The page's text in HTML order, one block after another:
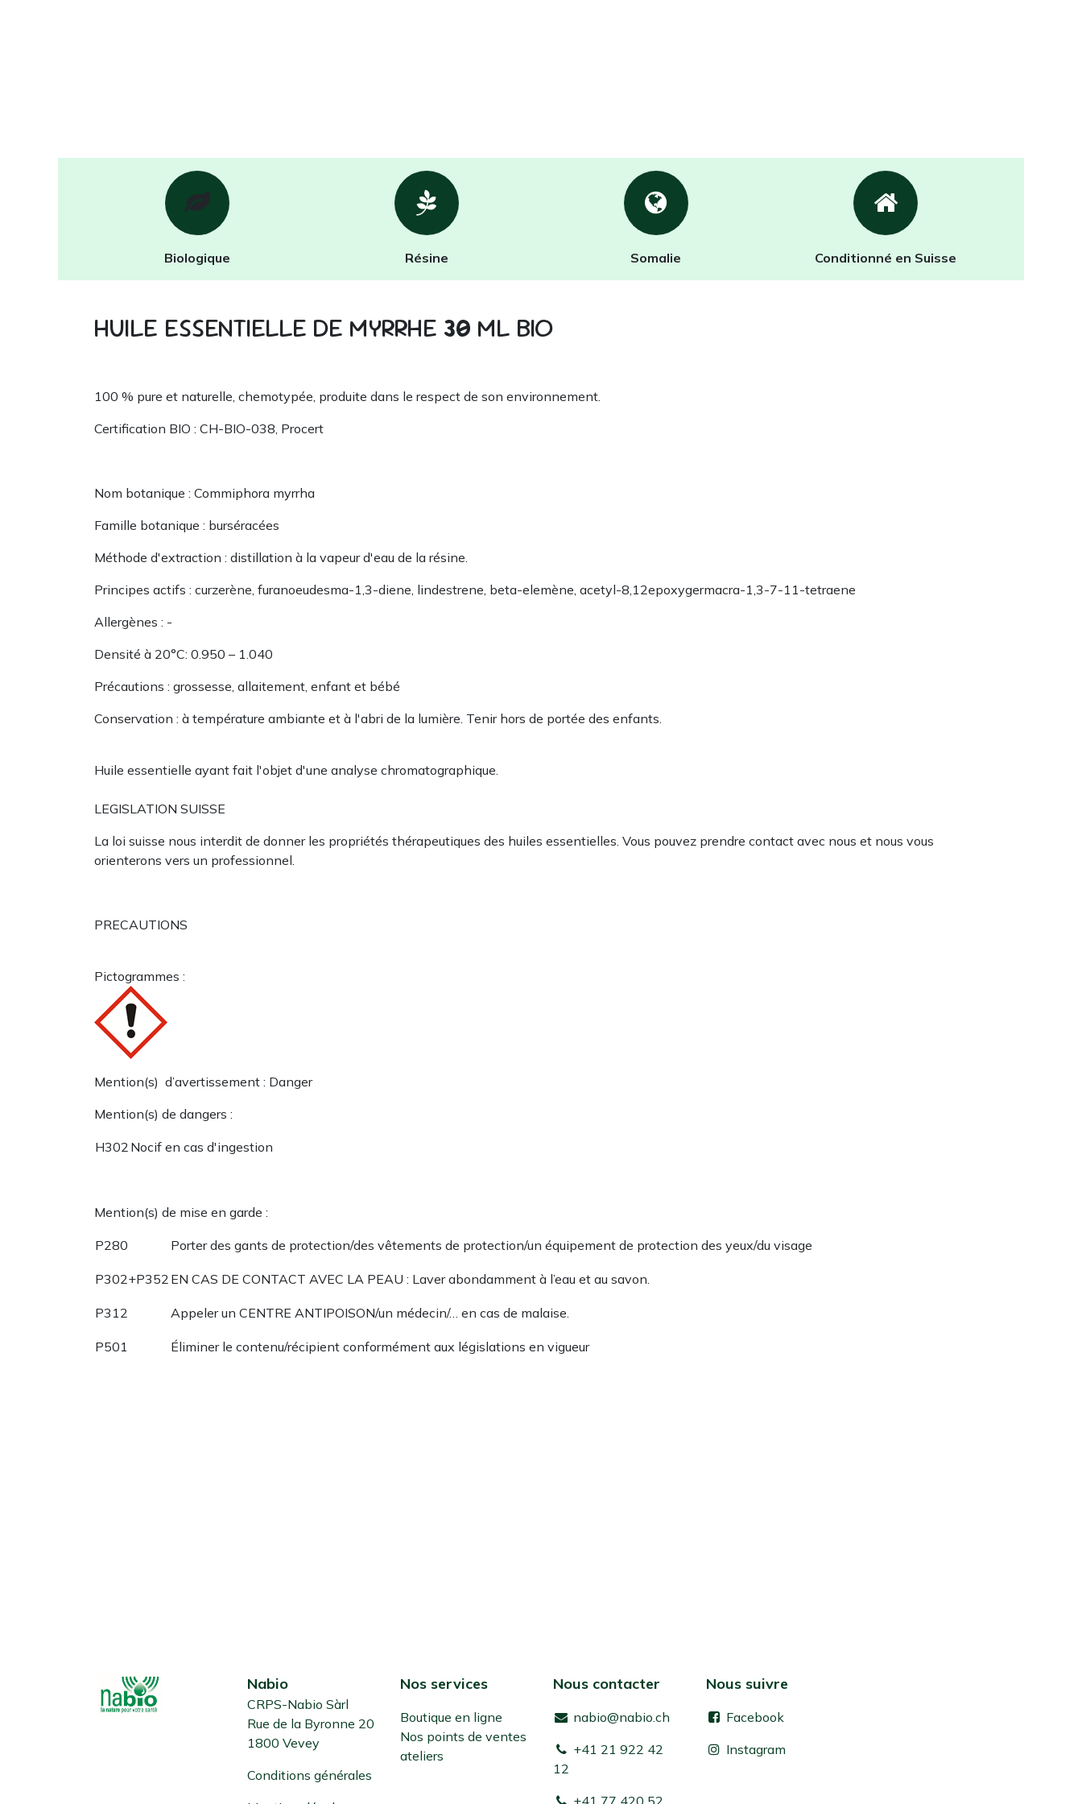
Biologique Résine Somalie Conditionné en Suisse
HUILE ESSENTIELLE DE MYRRHE 30 ML BIO
100 % pure et naturelle, chemotypée, produite dans le respect de son environnement.
Certification BIO : CH-BIO-038, Procert
Nom botanique : Commiphora myrrha
Famille botanique : burséracées
Méthode d'extraction : distillation à la vapeur d'eau​​​​​​ de la résine.
Principes actifs : curzerène, furanoeudesma-1,3-diene, lindestrene, beta-elemène, acetyl-8,12epoxygermacra-1,3-7-11-tetraene
Allergènes : -
Densité à 20°C: 0.950 – 1.040
Précautions : grossesse, allaitement, enfant et bébé
Conservation : à température ambiante et à l'abri de la lumière. Tenir hors de portée des enfants.
Huile essentielle ayant fait l'objet d'une analyse chromatographique.
LEGISLATION SUISSE
La loi suisse nous interdit de donner les propriétés thérapeutiques des huiles essentielles. Vous pouvez prendre contact avec nous et nous vous
orienterons vers un professionnel.
PRECAUTIONS
Pictogrammes :
Mention(s) d’avertissement : Danger
Mention(s) de dangers :
H302 Nocif en cas d'ingestion
Mention(s) de mise en garde :
P280 Porter des gants de protection/des vêtements de protection/un équipement de protection des yeux/du visage
P302+P352 EN CAS DE CONTACT AVEC LA PEAU : Laver abondamment à l’eau et au savon.
P312 Appeler un CENTRE ANTIPOISON/un médecin/… en cas de malaise.
P501 Éliminer le contenu/récipient conformément aux législations en vigueur
Nabio
CRPS-Nabio Sàrl
Rue de la Byronne 20
1800 Vevey
Conditions générales
Nos services
Boutique en ligne
Nos points de ventes
ateliers
Nous contacter
nabio@nabio.ch
+41 21 922 42
12
Nous suivre
Facebook
Instagram